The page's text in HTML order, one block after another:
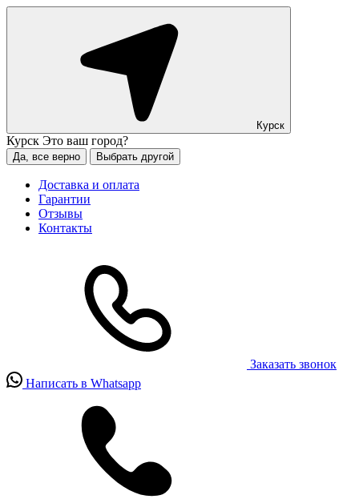
Курск
Курск Это ваш город?
Да, все верно Выбрать другой
Доставка и оплата
Гарантии
Отзывы
Контакты
Заказать звонок
Написать в Whatsapp